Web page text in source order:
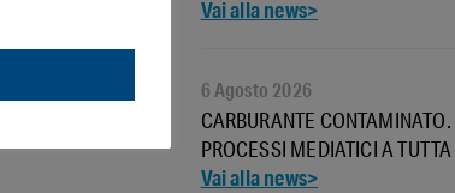
CARBURANTE
PROCESSI MEDIATICI A
6 Agosto 2026